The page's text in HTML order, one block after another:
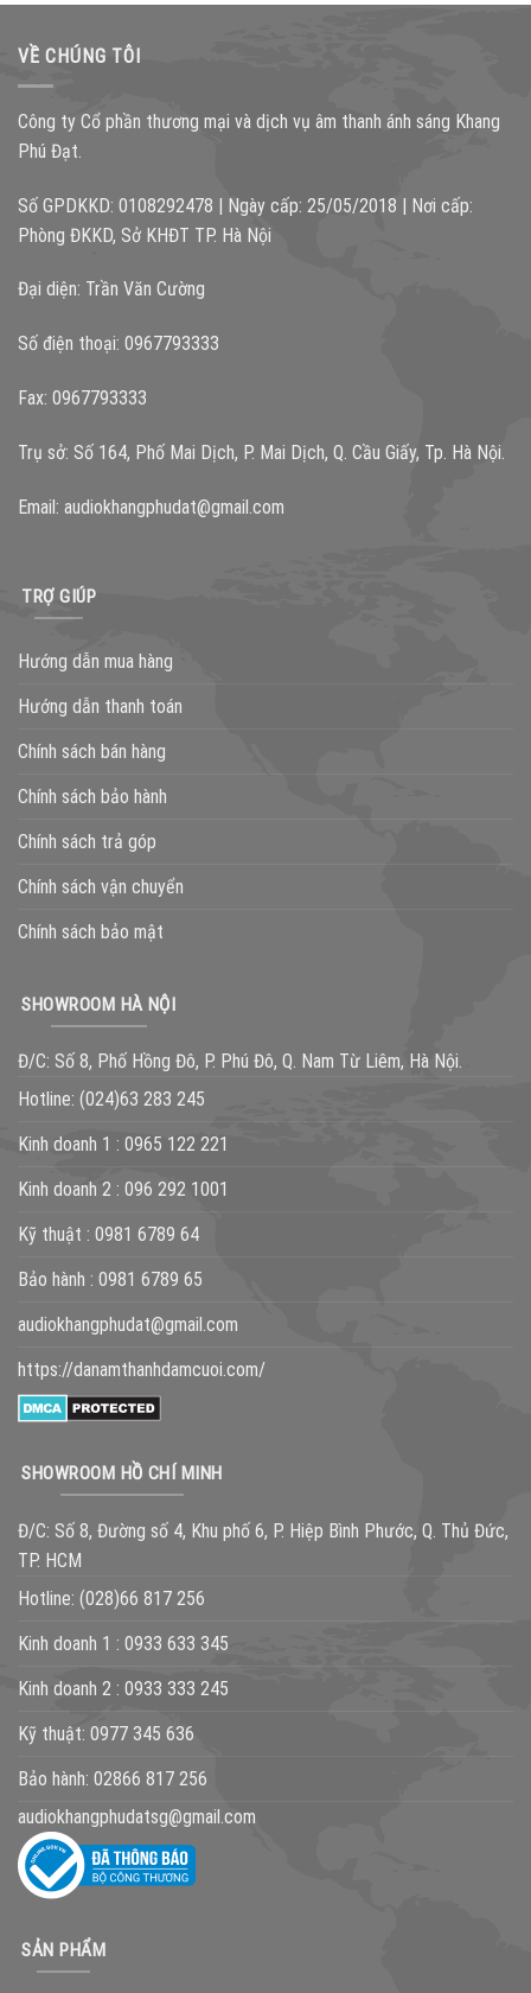
VỀ CHÚNG TÔI
Công ty Cổ phần thương mại và dịch vụ âm thanh ánh sáng Khang
Phú Đạt.
Số GPDKKD: 0108292478 | Ngày cấp: 25/05/2018 | Nơi cấp:
Phòng ĐKKD, Sở KHĐT TP. Hà Nội
Đại diện: Trần Văn Cường
Số điện thoại: 0967793333
Fax: 0967793333
Trụ sở: Số 164, Phố Mai Dịch, P. Mai Dịch, Q. Cầu Giấy, Tp. Hà Nội.
Email: audiokhangphudat@gmail.com
TRỢ GIÚP
Hướng dẫn mua hàng
Hướng dẫn thanh toán
Chính sách bán hàng
Chính sách bảo hành
Chính sách trả góp
Chính sách vận chuyển
Chính sách bảo mật
SHOWROOM HÀ NỘI
Đ/C: Số 8, Phố Hồng Đô, P. Phú Đô, Q. Nam Từ Liêm, Hà Nội.
Hotline: (024)63 283 245
Kinh doanh 1 : 0965 122 221
Kinh doanh 2 : 096 292 1001
Kỹ thuật : 0981 6789 64
Bảo hành : 0981 6789 65
audiokhangphudat@gmail.com
https://danamthanhdamcuoi.com/
SHOWROOM HỒ CHÍ MINH
Đ/C: Số 8, Đường số 4, Khu phố 6, P. Hiệp Bình Phước, Q. Thủ Đức,
TP. HCM
Hotline: (028)66 817 256
Kinh doanh 1 : 0933 633 345
Kinh doanh 2 : 0933 333 245
Kỹ thuật: 0977 345 636
Bảo hành: 02866 817 256
audiokhangphudatsg@gmail.com
SẢN PHẨM